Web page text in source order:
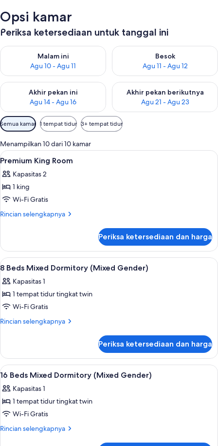
Opsi kamar
Periksa ketersediaan untuk tanggal ini
Malam ini
Agu 10 - Agu 11
Periksa ketersediaan untuk malam ini Agu 10 - Agu 11
Besok
Agu 11 - Agu 12
Periksa ketersediaan untuk
Akhir pekan ini
Agu 14 - Agu 16
Periksa ketersediaan untuk akhir pekan ini Agu 14 - Agu 16
Akhir pekan berikutnya
Agu 21 - Agu 23
Periksa ketersediaan untuk
Filter
tersedia
untuk
kamar
Semua kamar 1 tempat tidur 3+ tempat tidur
Menampilkan 10 dari 10 kamar
Lihat
semua
foto
untuk
Premium
King
Brankas, tirai kedap cahaya, Wi-Fi
8
Premium King Room
Kapasitas 2
1 king
Wi-Fi Gratis
Rincian selengkapnya
Rincian
Premium
King
Room
Periksa ketersediaan dan harga
Lihat
semua
foto
untuk
8
Beds
(Mixed
Gender)
Brankas, tirai kedap cahaya, Wi-Fi
14
8 Beds Mixed Dormitory (Mixed Gender)
Kapasitas 1
1 tempat tidur tingkat twin
Wi-Fi Gratis
Rincian selengkapnya
Rincian
8
Beds
Mixed
(Mixed
Gender)
Periksa ketersediaan dan harga
Lihat
semua
foto
untuk
16
Beds
3
16 Beds Mixed Dormitory (Mixed Gender)
Kapasitas 1
1 tempat tidur tingkat twin
Wi-Fi Gratis
Rincian selengkapnya
Rincian